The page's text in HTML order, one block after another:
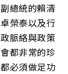
總統的賴清
榮泰以及行
脈絡與政策
都非常的珍
必須做足功